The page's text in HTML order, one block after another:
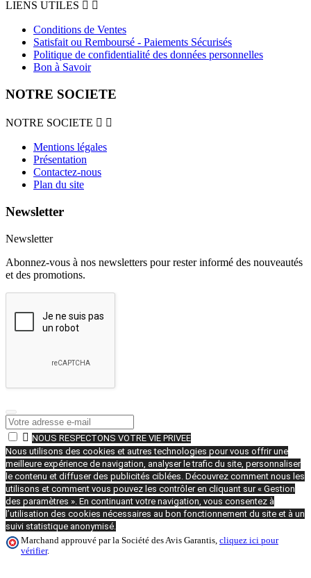
LIENS UTILES  
Conditions de Ventes
Satisfait ou Remboursé - Paiements Sécurisés
Politique de confidentialité des données personnelles
Bon à Savoir
NOTRE SOCIETE
NOTRE SOCIETE  
Mentions légales
Présentation
Contactez-nous
Plan du site
Newsletter
Newsletter
Abonnez-vous à nos newsletters pour rester informé des nouveautés
et des promotions.
 NOUS RESPECTONS VOTRE VIE PRIVEE
Nous utilisons des cookies et autres technologies pour vous offrir une
meilleure expérience de navigation, analyser le trafic du site, personnaliser
le contenu et diffuser des publicités ciblées. Découvrez comment nous les
utilisons et comment vous pouvez les contrôler en cliquant sur « Gestion
des paramètres ». En continuant votre navigation, vous consentez à
l’utilisation des cookies nécessaires au bon fonctionnement du site et à un
suivi statistique anonymisé.
Marchand approuvé par la Société des Avis Garantis, cliquez ici pour
vérifier.